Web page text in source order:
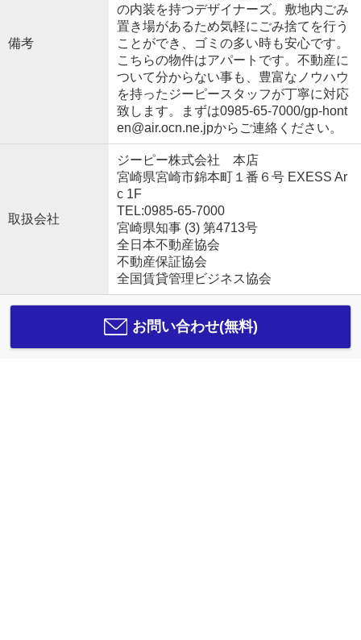
備考
の内装を持つデザイナーズ。敷地内ごみ
置き場があるため気軽にごみ捨てを行う
ことができ、ゴミの多い時も安心です。
こちらの物件はアパートです。不動産に
ついて分からない事も、豊富なノウハウ
を持ったジーピースタッフが丁寧に対応
致します。まずは0985-65-7000/gp-hont
en@air.ocn.ne.jpからご連絡ください。
取扱会社
ジーピー株式会社 本店
宮崎県宮崎市錦本町１番６号 EXESS Ar
c 1F
TEL:0985-65-7000
宮崎県知事 (3) 第4713号
全日本不動産協会
不動産保証協会
全国賃貸管理ビジネス協会
お問い合わせ(無料)